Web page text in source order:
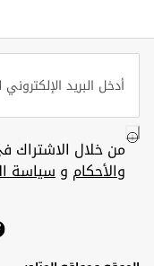
من خلال الاشتراك
والأحكام وسياسة